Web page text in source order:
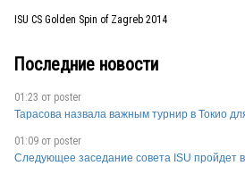
ITA
RUS
ISU CS Golden Spin of Zagreb 2014
Последние новости
01:23 от poster
Тарасова назвала важным турнир в Токио
01:09 от poster
Следующее заседание совета ISU пройдет